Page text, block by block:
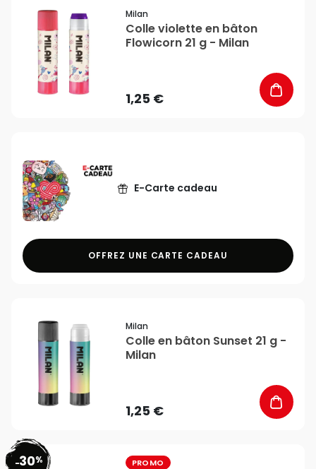
Milan
Colle violette en bâton
Flowicorn 21 g - Milan
1,25 €
E-Carte cadeau
OFFREZ UNE CARTE CADEAU
Milan
Colle en bâton Sunset 21 g -
Milan
1,25 €
-30% PROMO